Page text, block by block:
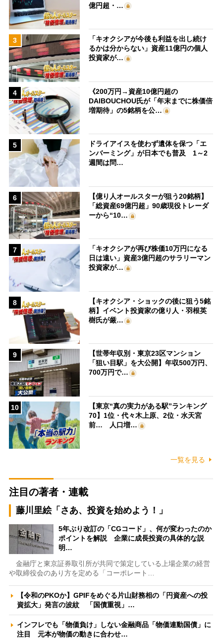
億円超・…
3
「キオクシアが今後も利益を出し続け
るかは分からない」資産11億円の個人
投資家が…
4
《200万円→資産10億円超の
DAIBOUCHOU氏が「年末までに株価倍
増期待」の5銘柄を公…
5
ドライアイスを使わず遺体を保つ「エ
ンバーミング」が日本でも普及 1～2
週間は問…
6
【億り人オールスターが狙う20銘柄】
「総資産69億円超」90歳現役トレーダ
ーから“10…
7
「キオクシアが再び株価10万円になる
日は遠い」資産3億円超のサラリーマン
投資家が…
8
【キオクシア・ショックの後に狙う5銘
柄】イベント投資家の億り人・羽根英
樹氏が厳…
9
【世帯年収別・東京23区マンション
「狙い目駅」を大公開】年収500万円、
700万円で…
10
【東京“真の実力がある駅”ランキング
70】1位・代々木上原、2位・水天宮
前… 人口増…
一覧を見る
注目の著者・連載
藤川里絵「さあ、投資を始めよう！」
5年ぶり改訂の「CGコード」、何が変わったのか
ポイントを解説 企業に成長投資の具体的な説
明…
金融庁と東京証券取引所が共同で策定している上場企業の経営
や取締役会のあり方を定める「コーポレート…
【令和のPKOか】GPIFをめぐる片山財務相の「円資産への投
資拡大」発言の波紋 「国債重視」…
インフレでも「物価負け」しない金融商品「物価連動国債」に
注目 元本が物価の動きに合わせ…